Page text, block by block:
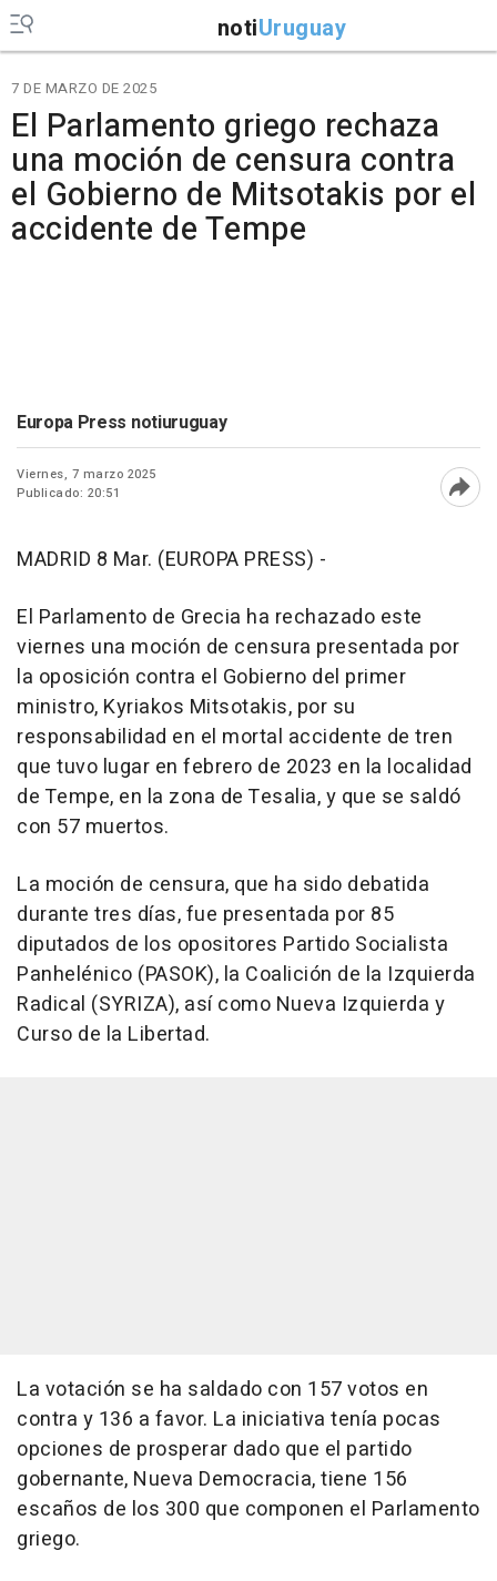
notiUruguay
7 DE MARZO DE 2025
El Parlamento griego rechaza
una moción de censura contra
el Gobierno de Mitsotakis por el
accidente de Tempe
Europa Press notiuruguay
Viernes, 7 marzo 2025
Publicado: 20:51
MADRID 8 Mar. (EUROPA PRESS) -
El Parlamento de Grecia ha rechazado este
viernes una moción de censura presentada por
la oposición contra el Gobierno del primer
ministro, Kyriakos Mitsotakis, por su
responsabilidad en el mortal accidente de tren
que tuvo lugar en febrero de 2023 en la localidad
de Tempe, en la zona de Tesalia, y que se saldó
con 57 muertos.
La moción de censura, que ha sido debatida
durante tres días, fue presentada por 85
diputados de los opositores Partido Socialista
Panhelénico (PASOK), la Coalición de la Izquierda
Radical (SYRIZA), así como Nueva Izquierda y
Curso de la Libertad.
La votación se ha saldado con 157 votos en
contra y 136 a favor. La iniciativa tenía pocas
opciones de prosperar dado que el partido
gobernante, Nueva Democracia, tiene 156
escaños de los 300 que componen el Parlamento
griego.